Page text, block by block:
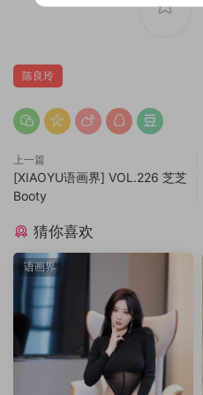
陈良玲
上一篇
[XIAOYU语画界] VOL.226 芝芝
Booty
猜你喜欢
语画界